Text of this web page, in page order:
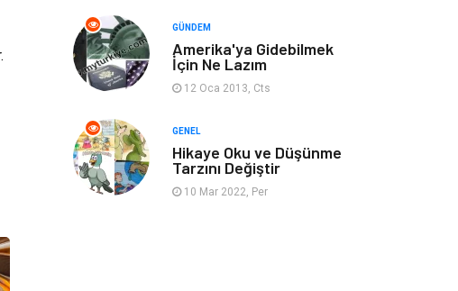
Tarih Spor Malzemeleri
GÜNDEM
Amerika'ya Gidebilmek
İçin Ne Lazım
12 Oca 2013, Cts
GENEL
Hikaye Oku ve Düşünme
Tarzını Değiştir
10 Mar 2022, Per